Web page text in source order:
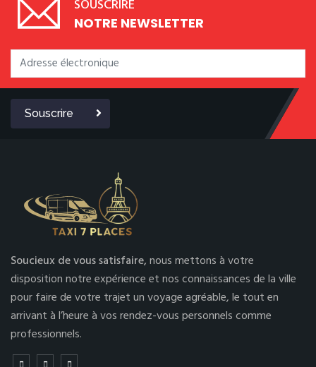
SOUSCRIRE
NOTRE NEWSLETTER
Souscrire
Soucieux de vous satisfaire,nous mettons à votre
disposition notre expérience et nos connaissances de la ville
pour faire de votre trajet un voyage agréable, le tout en
arrivant à l’heure à vos rendez-vous personnels comme
professionnels.